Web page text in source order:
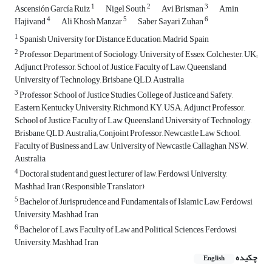
Ascensión García Ruiz1 Nigel South2 Avi Brisman3 Amin
Hajivand4 Ali Khosh Manzar5 Saber Sayari Zuhan6
1 Spanish University for Distance Education, Madrid, Spain
2Professor, Department of Sociology, University of Essex, Colchester, UK;
Adjunct Professor, School of Justice, Faculty of Law, Queensland
University of Technology, Brisbane, QLD, Australia
3Professor, School of Justice Studies, College of Justice and Safety,
Eastern Kentucky University, Richmond, KY, USA; Adjunct Professor,
School of Justice, Faculty of Law, Queensland University of Technology,
Brisbane, QLD, Australia; Conjoint Professor, Newcastle Law School,
Faculty of Business and Law, University of Newcastle, Callaghan, NSW,
Australia
4Doctoral student and guest lecturer of law, Ferdowsi University,
Mashhad, Iran (Responsible Translator)
5Bachelor of Jurisprudence and Fundamentals of Islamic Law, Ferdowsi
University, Mashhad, Iran
6Bachelor of Laws, Faculty of Law and Political Sciences, Ferdowsi
University, Mashhad, Iran
چکیده
English